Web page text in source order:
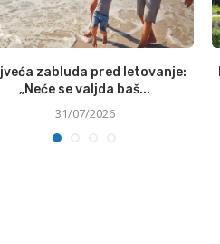
zabluda pred letovanje:
„Neće se valjda baš...
31/07/2026